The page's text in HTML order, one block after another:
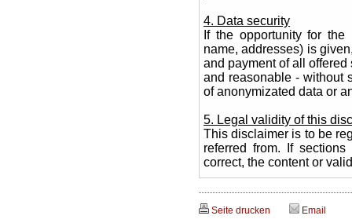
4. Data security
If the opportunity for
name, addresses) is
and payment of all
and reasonable - without
of anonymizated data or
5. Legal validity of this
This disclaimer is to be
referred from. If
correct, the content or
Seite drucken Email